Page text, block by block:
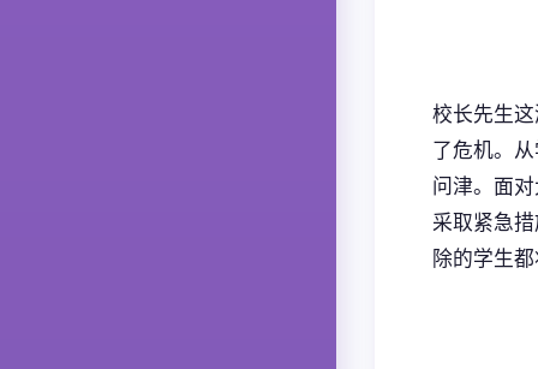
校长先生
了危机。
问津。面
采取紧急
除的学生